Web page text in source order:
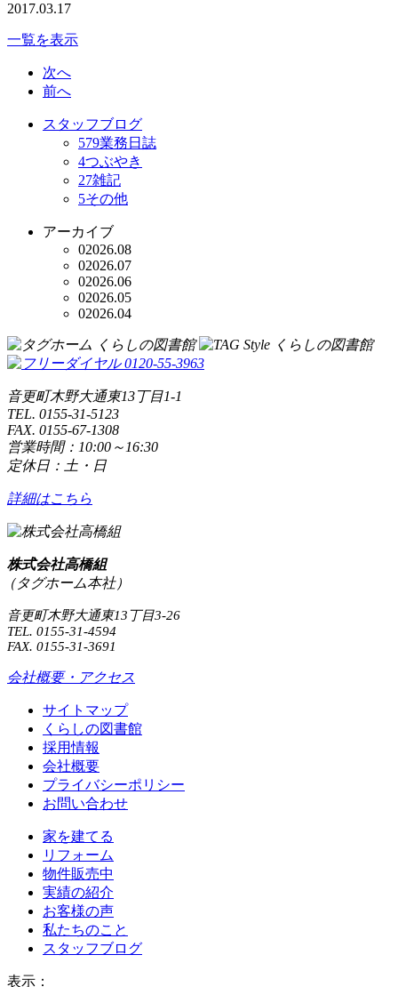
2017.03.17
一覧を表示
次へ
前へ
スタッフブログ
579業務日誌
4つぶやき
27雑記
5その他
アーカイブ
02026.08
02026.07
02026.06
02026.05
02026.04
音更町木野大通東13丁目1-1
TEL. 0155-31-5123
FAX. 0155-67-1308
営業時間：10:00～16:30
定休日：土・日
詳細はこちら
株式会社高橋組
（タグホーム本社）
音更町木野大通東13丁目3-26
TEL. 0155-31-4594
FAX. 0155-31-3691
会社概要・アクセス
サイトマップ
くらしの図書館
採用情報
会社概要
プライバシーポリシー
お問い合わせ
家を建てる
リフォーム
物件販売中
実績の紹介
お客様の声
私たちのこと
スタッフブログ
表示：